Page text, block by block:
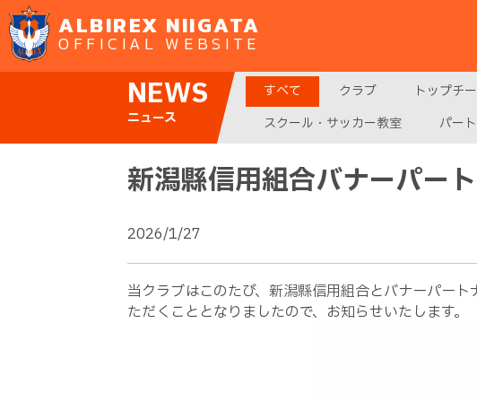
ALBIREX NIIGATA
OFFICIAL WEBSITE
NEWS
ニュース
すべて クラブ トップチ
スクール・サッカー教室
パー
新潟縣信用組合バナーパー
2026/1/27
当クラブはこのたび、新潟縣信用組合とバナーパー
ただくこととなりましたので、お知らせいたします。